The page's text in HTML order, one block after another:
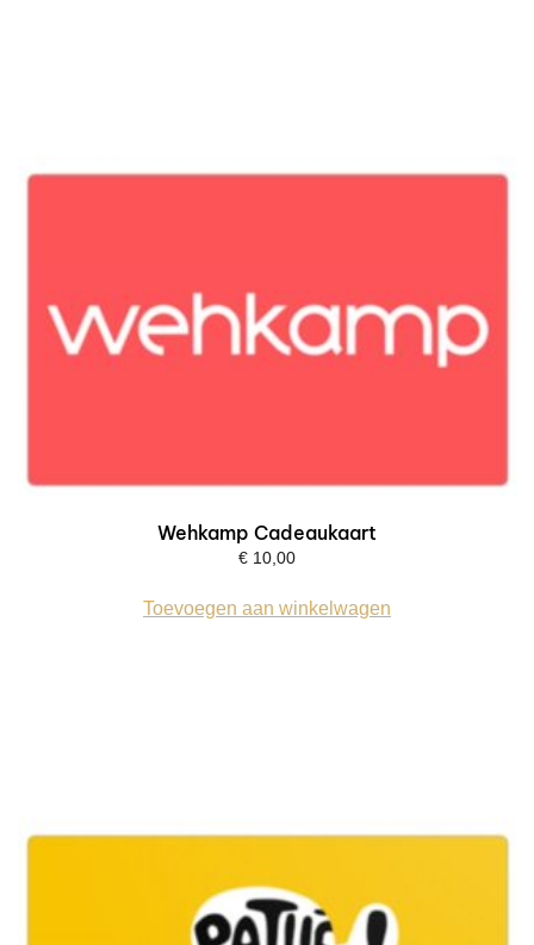
Wehkamp Cadeaukaart
€ 10,00
Toevoegen aan winkelwagen